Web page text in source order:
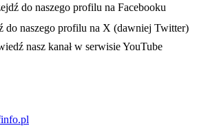
- otwiera się w nowej karcie
do naszego profilu na Facebooku
nowej karcie
do naszego profilu na X (dawniej Twitter)
otwiera się w nowej karcie
nasz kanał w serwisie YouTube